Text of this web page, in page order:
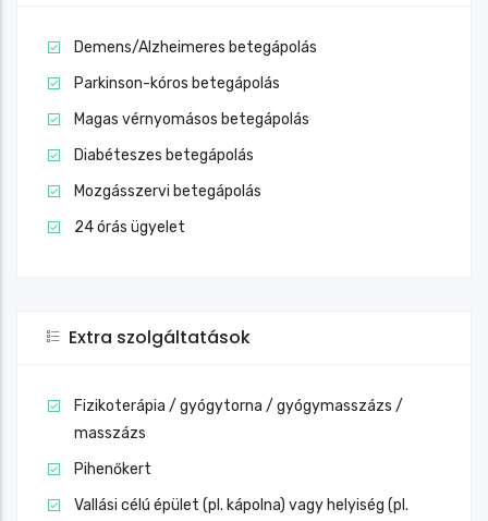
Demens/Alzheimeres betegápolás
Parkinson-kóros betegápolás
Magas vérnyomásos betegápolás
Diabéteszes betegápolás
Mozgásszervi betegápolás
24 órás ügyelet
Extra szolgáltatások
Fizikoterápia / gyógytorna / gyógymasszázs /
masszázs
Pihenőkert
Vallási célú épület (pl. kápolna) vagy helyiség (pl.